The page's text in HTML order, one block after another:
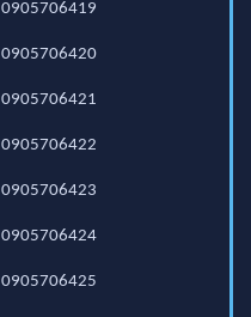
0905706419
0905706420
0905706421
0905706422
0905706423
0905706424
0905706425